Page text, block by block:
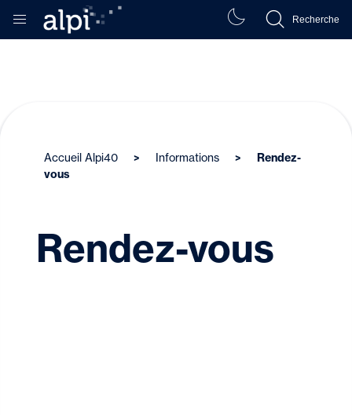
Recherche
Accueil Alpi40 Informations
Rendez-
vous
Rendez-vous